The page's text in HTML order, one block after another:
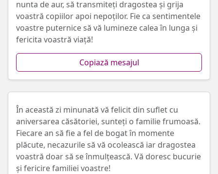
nunta de aur, să transmiteți dragostea și grija
voastră copiilor apoi nepoților. Fie ca sentimentele
voastre puternice să vă lumineze calea în lunga și
fericita voastră viață!
Copiază mesajul
În această zi minunată vă felicit din suflet cu
aniversarea căsătoriei, sunteți o familie frumoasă.
Fiecare an să fie a fel de bogat în momente
plăcute, necazurile să vă ocolească iar dragostea
voastră doar să se înmulțească. Vă doresc bucurie
și fericire familiei voastre!